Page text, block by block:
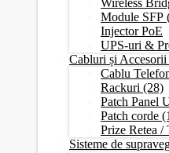
Wireless
Module SFP
Injector PoE
UPS-uri &
Cabluri și Accesorii
Cablu
Rackuri (28)
Patch Panel
Patch corde
Prize Retea /
Sisteme de